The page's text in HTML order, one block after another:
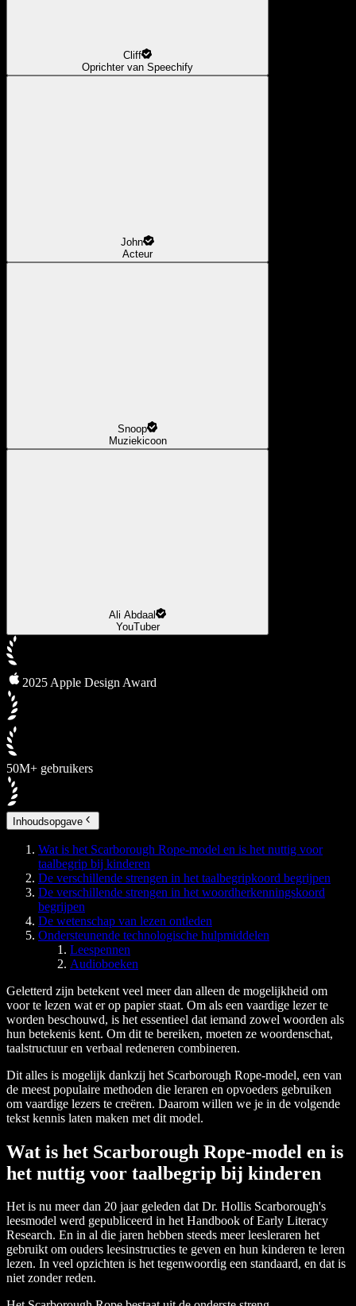
Cliff
Oprichter van Speechify
John
Acteur
Snoop
Muziekicoon
Ali Abdaal
YouTuber
2025 Apple Design Award
50M+ gebruikers
Inhoudsopgave
Wat is het Scarborough Rope-model en is het nuttig voor
taalbegrip bij kinderen
De verschillende strengen in het taalbegripkoord begrijpen
De verschillende strengen in het woordherkenningskoord
begrijpen
De wetenschap van lezen ontleden
Ondersteunende technologische hulpmiddelen
Leespennen
Audioboeken
Geletterd zijn betekent veel meer dan alleen de mogelijkheid om
voor te lezen wat er op papier staat. Om als een vaardige lezer te
worden beschouwd, is het essentieel dat iemand zowel woorden als
hun betekenis kent. Om dit te bereiken, moeten ze woordenschat,
taalstructuur en verbaal redeneren combineren.
Dit alles is mogelijk dankzij het Scarborough Rope-model, een van
de meest populaire methoden die leraren en opvoeders gebruiken
om vaardige lezers te creëren. Daarom willen we je in de volgende
tekst kennis laten maken met dit model.
Wat is het Scarborough Rope-model en is
het nuttig voor taalbegrip bij kinderen
Het is nu meer dan 20 jaar geleden dat Dr. Hollis Scarborough's
leesmodel werd gepubliceerd in het Handbook of Early Literacy
Research. En in al die jaren hebben steeds meer leesleraren het
gebruikt om ouders leesinstructies te geven en hun kinderen te leren
lezen. In veel opzichten is het tegenwoordig een standaard, en dat is
niet zonder reden.